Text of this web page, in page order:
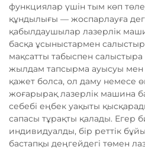
функциялар үшін тым көп
құндылығы — жоспарлауға
қабылдаушылар лазерлік
басқа ұсыныстармен
мақсатты табыспен
жылдам тапсырма ауысуы мен
қажет болса, ол даму немесе
жоғарырақ лазерлік машина
себебі еңбек уақыты
сапасы тұрақты қалады. Егер
индивидуалды, бір реттік
бастапқы деңгейдегі төмен